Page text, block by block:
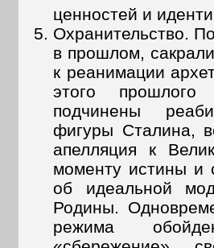
ценностей и
Охранительство.
в прошлом,
к реанимации
этого прошлого
подчинены
фигуры Сталина,
апелляция к
моменту истины и
об идеальной
Родины.
режима